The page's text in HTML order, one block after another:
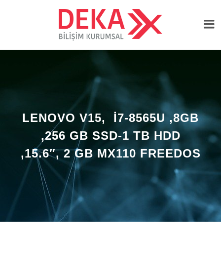
LENOVO V15, I7-8565U ,8GB
,256 GB SSD-1 TB HDD
,15.6″, 2 GB MX110 FREEDOS